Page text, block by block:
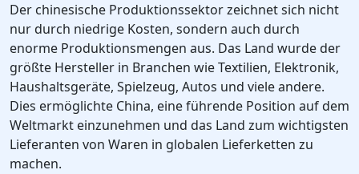
Der chinesische Produktionssektor zeichnet sich nicht
nur durch niedrige Kosten, sondern auch durch
enorme Produktionsmengen aus. Das Land wurde der
größte Hersteller in Branchen wie Textilien, Elektronik,
Haushaltsgeräte, Spielzeug, Autos und viele andere.
Dies ermöglichte China, eine führende Position auf dem
Weltmarkt einzunehmen und das Land zum wichtigsten
Lieferanten von Waren in globalen Lieferketten zu
machen.